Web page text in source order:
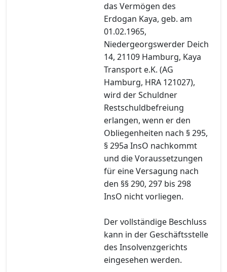
das Vermögen des
Erdogan Kaya, geb. am
01.02.1965,
Niedergeorgswerder Deich
14, 21109 Hamburg, Kaya
Transport e.K. (AG
Hamburg, HRA 121027),
wird der Schuldner
Restschuldbefreiung
erlangen, wenn er den
Obliegenheiten nach § 295,
§ 295a InsO nachkommt
und die Voraussetzungen
für eine Versagung nach
den §§ 290, 297 bis 298
InsO nicht vorliegen.
Der vollständige Beschluss
kann in der Geschäftsstelle
des Insolvenzgerichts
eingesehen werden.